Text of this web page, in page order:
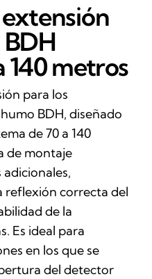
140 metros
para los
BDH, diseñado
de 70 a 140
de montaje
reflexión correcta del
de la
Es ideal para
en los que se
del detector